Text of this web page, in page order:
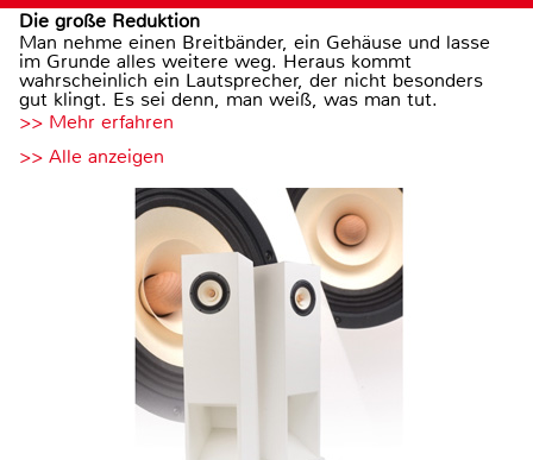
Die große Reduktion
Man nehme einen Breitbänder, ein Gehäuse und lasse
im Grunde alles weitere weg. Heraus kommt
wahrscheinlich ein Lautsprecher, der nicht besonders
gut klingt. Es sei denn, man weiß, was man tut.
>> Mehr erfahren
>> Alle anzeigen